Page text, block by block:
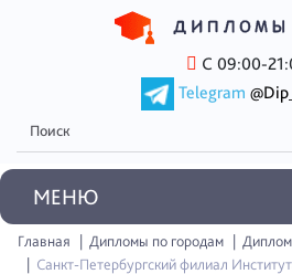
С 09:00-
Telegram
MEНЮ
Главная Дипломы по городам
Санкт-Петербургский филиал